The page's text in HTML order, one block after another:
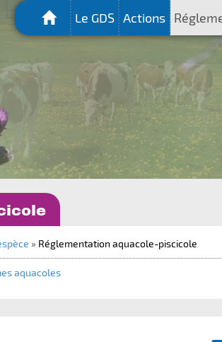
Le GDS Actions
» Réglementation aquacole-piscicole
aquacoles